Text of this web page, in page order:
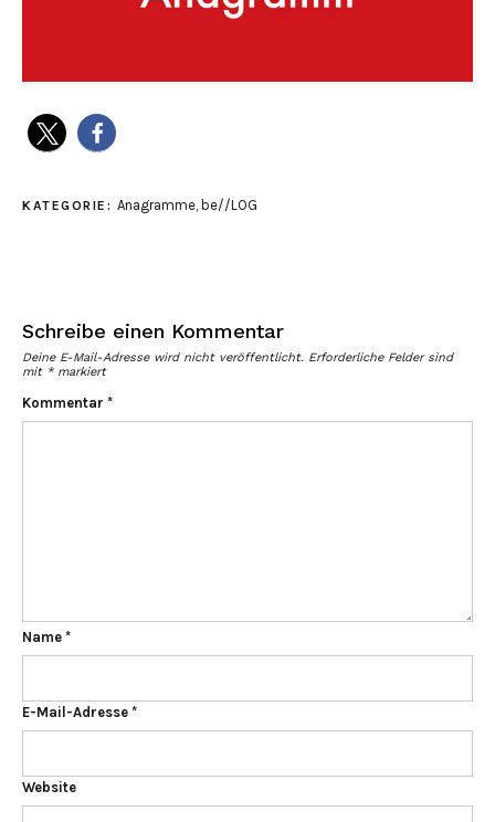
KATEGORIE: Anagramme, be//LOG
Schreibe einen Kommentar
Deine E-Mail-Adresse wird nicht veröffentlicht. Erforderliche Felder sind
mit *markiert
Kommentar *
Name *
E-Mail-Adresse *
Website